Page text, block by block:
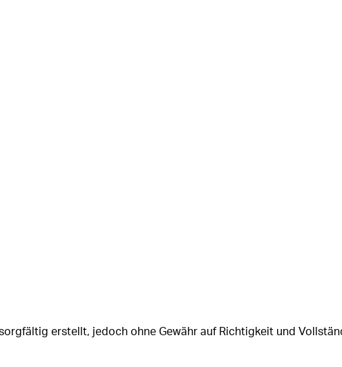
erstellt, jedoch ohne Gewähr auf Richtigkeit und